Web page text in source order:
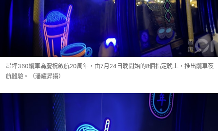
昂坪360纜車為慶祝啟航20周年，由7月24日晚開始的8個指定晚上，推出纜車夜
航體驗。（潘耀昇攝）